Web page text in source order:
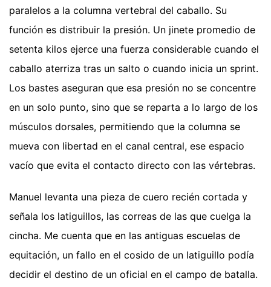
paralelos a la columna vertebral del caballo. Su
función es distribuir la presión. Un jinete promedio de
setenta kilos ejerce una fuerza considerable cuando el
caballo aterriza tras un salto o cuando inicia un sprint.
Los bastes aseguran que esa presión no se concentre
en un solo punto, sino que se reparta a lo largo de los
músculos dorsales, permitiendo que la columna se
mueva con libertad en el canal central, ese espacio
vacío que evita el contacto directo con las vértebras.
Manuel levanta una pieza de cuero recién cortada y
señala los latiguillos, las correas de las que cuelga la
cincha. Me cuenta que en las antiguas escuelas de
equitación, un fallo en el cosido de un latiguillo podía
decidir el destino de un oficial en el campo de batalla.